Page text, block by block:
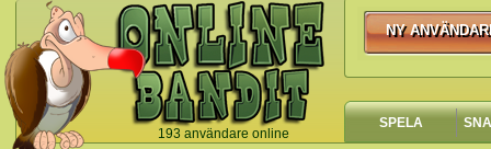
193 användare online
NY
NY
SPELA